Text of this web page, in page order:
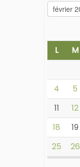
Archives
L
M
4
5
11
12
18
19
25
26